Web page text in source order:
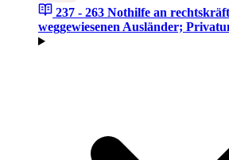
237 - 263 Nothilfe an
weggewiesenen Ausländer;